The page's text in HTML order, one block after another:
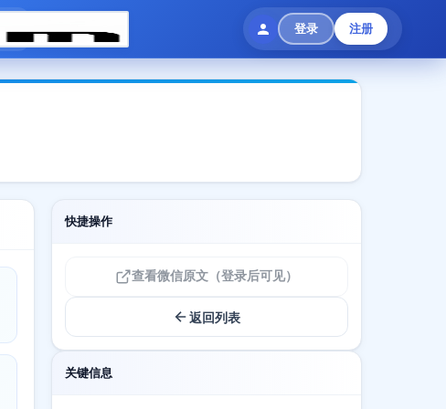
登录 注册
快捷操作
查看微信原文（登录后可见）
返回列表
关键信息